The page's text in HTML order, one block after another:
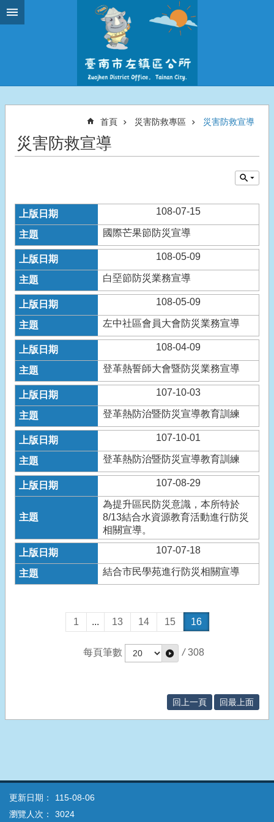
跳到主要內容區塊
首頁 災害防救專區 災害防救宣導
災害防救宣導
108-07-15
國際芒果節防災宣導
108-05-09
白堊節防災業務宣導
108-05-09
左中社區會員大會防災業務宣導
108-04-09
登革熱誓師大會暨防災業務宣導
107-10-03
登革熱防治暨防災宣導教育訓練
107-10-01
登革熱防治暨防災宣導教育訓練
107-08-29
為提升區民防災意識，本所特於
8/13結合水資源教育活動進行防災
相關宣導。
107-07-18
結合市民學苑進行防災相關宣導
1 ... 13 14 15 16
每頁筆數 / 308
回上一頁 回最上面
更新日期：
115-08-06
瀏覽人次：
3024